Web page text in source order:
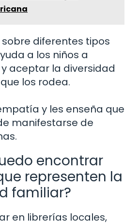
sobre diferentes tipos
a los niños a
aceptar la diversidad
los rodea.
y les enseña que
manifestarse de
encontrar
representen la
familiar?
en librerías locales,